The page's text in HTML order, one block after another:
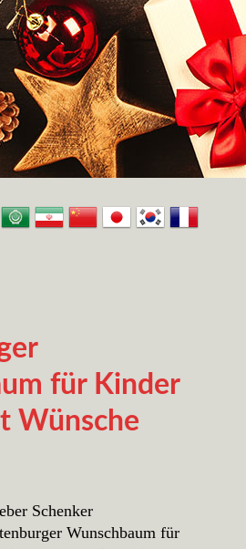
für Kinder
Wünsche
Schenker
Wunschbaum für